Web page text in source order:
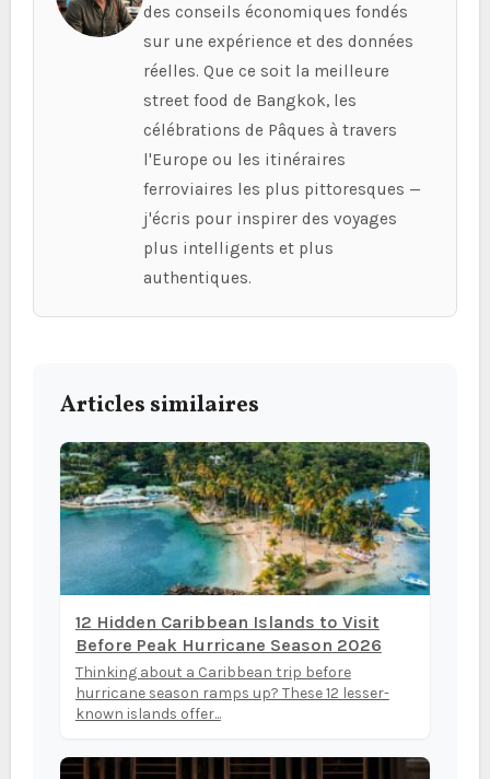
des conseils économiques fondés
sur une expérience et des données
réelles. Que ce soit la meilleure
street food de Bangkok, les
célébrations de Pâques à travers
l'Europe ou les itinéraires
ferroviaires les plus pittoresques —
j'écris pour inspirer des voyages
plus intelligents et plus
authentiques.
Articles similaires
12 Hidden Caribbean Islands to Visit
Before Peak Hurricane Season 2026
Thinking about a Caribbean trip before
hurricane season ramps up? These 12 lesser-
known islands offer...